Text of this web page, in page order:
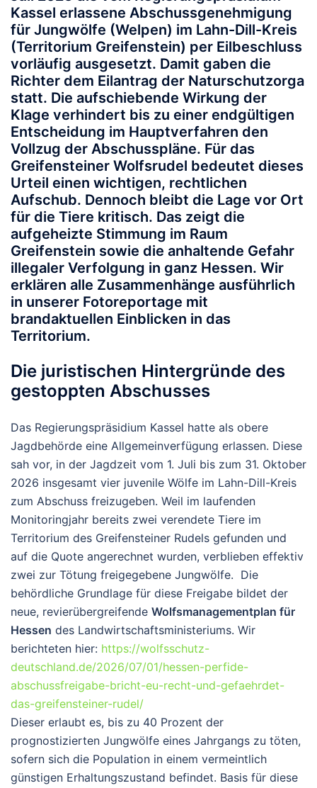
Kassel erlassene Abschussgenehmigung
für Jungwölfe (Welpen) im Lahn-Dill-Kreis
(Territorium Greifenstein) per Eilbeschluss
vorläufig ausgesetzt. Damit gaben die
Richter dem Eilantrag der Naturschutzorga
statt. Die aufschiebende Wirkung der
Klage verhindert bis zu einer endgültigen
Entscheidung im Hauptverfahren den
Vollzug der Abschusspläne. Für das
Greifensteiner Wolfsrudel bedeutet dieses
Urteil einen wichtigen, rechtlichen
Aufschub. Dennoch bleibt die Lage vor Ort
für die Tiere kritisch. Das zeigt die
aufgeheizte Stimmung im Raum
Greifenstein sowie die anhaltende Gefahr
illegaler Verfolgung in ganz Hessen. Wir
erklären alle Zusammenhänge ausführlich
in unserer Fotoreportage mit
brandaktuellen Einblicken in das
Territorium.
Die juristischen Hintergründe des
gestoppten Abschusses
Das Regierungspräsidium Kassel hatte als obere
Jagdbehörde eine Allgemeinverfügung erlassen. Diese
sah vor, in der Jagdzeit vom 1. Juli bis zum 31. Oktober
2026 insgesamt vier juvenile Wölfe im Lahn-Dill-Kreis
zum Abschuss freizugeben. Weil im laufenden
Monitoringjahr bereits zwei verendete Tiere im
Territorium des Greifensteiner Rudels gefunden und
auf die Quote angerechnet wurden, verblieben effektiv
zwei zur Tötung freigegebene Jungwölfe. Die
behördliche Grundlage für diese Freigabe bildet der
neue, revierübergreifende Wolfsmanagementplan für
Hessen des Landwirtschaftsministeriums. Wir
berichteten hier: https://wolfsschutz-
deutschland.de/2026/07/01/hessen-perfide-
abschussfreigabe-bricht-eu-recht-und-gefaehrdet-
das-greifensteiner-rudel/
Dieser erlaubt es, bis zu 40 Prozent der
prognostizierten Jungwölfe eines Jahrgangs zu töten,
sofern sich die Population in einem vermeintlich
günstigen Erhaltungszustand befindet. Basis für diese